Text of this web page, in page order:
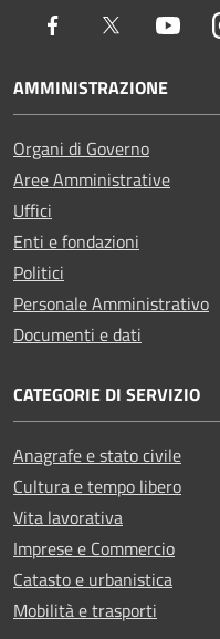
Facebook Twitter
AMMINISTRAZIONE
Organi di Governo
Aree Amministrative
Uffici
Enti e fondazioni
Politici
Personale Amministrativo
Documenti e dati
CATEGORIE DI SERVIZIO
Anagrafe e stato civile
Cultura e tempo libero
Vita lavorativa
Imprese e Commercio
Catasto e urbanistica
Mobilità e trasporti